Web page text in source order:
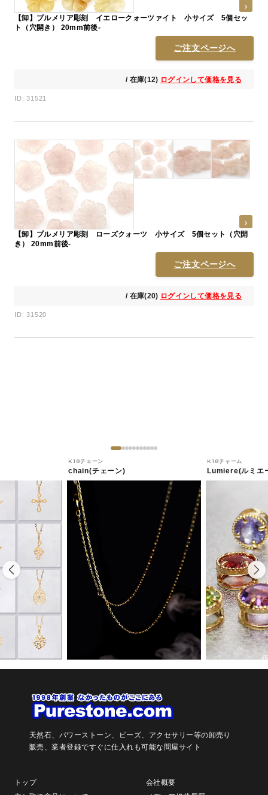
【卸】プルメリア彫刻 イエロークォーツァイト 小サイズ 5個セッ
ト（穴開き） 20mm前後-
ご注文ページへ
/ 在庫(12) ログインして価格を見る
ID: 31521
【卸】プルメリア彫刻 ローズクォーツ 小サイズ 5個セット（穴開
き） 20mm前後-
ご注文ページへ
/ 在庫(20) ログインして価格を見る
ID: 31520
K18チェーン
chain(チェーン)
K18チャーム
Lumiere(ルミエ
天然石、パワーストーン、ビーズ、アクセサリー等の卸売り
販売、業者登録ですぐに仕入れも可能な問屋サイト
トップ
会社概要